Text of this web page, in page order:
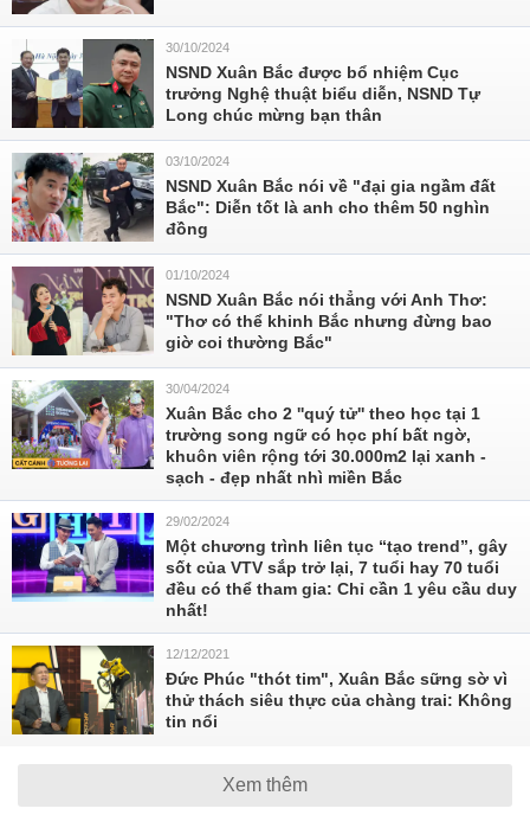
30/10/2024
NSND Xuân Bắc được bổ nhiệm Cục
trưởng Nghệ thuật biểu diễn, NSND Tự
Long chúc mừng bạn thân
03/10/2024
NSND Xuân Bắc nói về "đại gia ngầm đất
Bắc": Diễn tốt là anh cho thêm 50 nghìn
đồng
01/10/2024
NSND Xuân Bắc nói thẳng với Anh Thơ:
"Thơ có thể khinh Bắc nhưng đừng bao
giờ coi thường Bắc"
30/04/2024
Xuân Bắc cho 2 ''quý tử'' theo học tại 1
trường song ngữ có học phí bất ngờ,
khuôn viên rộng tới 30.000m2 lại xanh -
sạch - đẹp nhất nhì miền Bắc
29/02/2024
Một chương trình liên tục “tạo trend”, gây
sốt của VTV sắp trở lại, 7 tuổi hay 70 tuổi
đều có thể tham gia: Chỉ cần 1 yêu cầu duy
nhất!
12/12/2021
Đức Phúc "thót tim", Xuân Bắc sững sờ vì
thử thách siêu thực của chàng trai: Không
tin nổi
Xem thêm